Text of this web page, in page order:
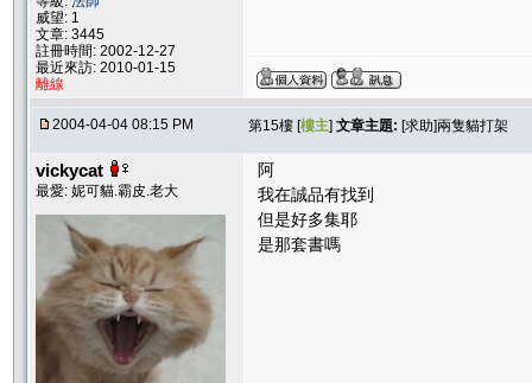
威望: 1
文章: 3445
註冊時間: 2002-12-27
最近來訪: 2010-01-15
離線
2004-04-04 08:15 PM 第15樓 [樓主] 文章主題: [求助]兩隻貓打架
vickycat
最愛: 妮可貓.霸皮.老大
阿
我在誠品有找到
但是好多集耶
是那套書嗎